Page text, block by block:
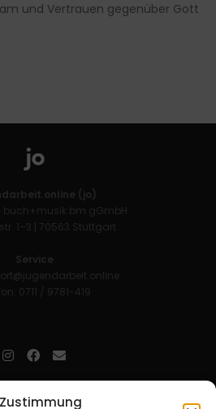
und Vertrauen gegenüber Gott
(jo)
buch+musik bm gGmbH
1–3 | 70563 Stuttgart
Service
0711 / 9781-419
Kinder-, Jugend- und jungen